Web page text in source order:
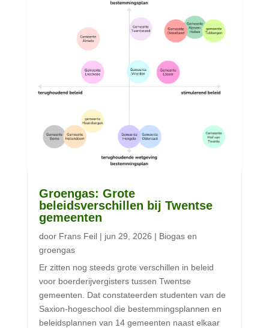
Groengas: Grote
beleidsverschillen bij Twentse
gemeenten
door Frans Feil| jun 29, 2026 | Biogas en
groengas
Er zitten nog steeds grote verschillen in beleid
voor boerderijvergisters tussen Twentse
gemeenten. Dat constateerden studenten van de
Saxion-hogeschool die bestemmingsplannen en
beleidsplannen van 14 gemeenten naast elkaar